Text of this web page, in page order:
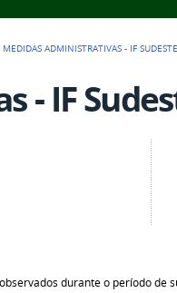
MEDIDAS ADMINISTRATIVAS - IF
- IF
durante o período de